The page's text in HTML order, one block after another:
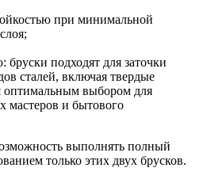
при минимальной
бруски подходят для заточки
сталей, включая твердые
оптимальным выбором для
мастеров и бытового
выполнять полный
только этих двух брусков.